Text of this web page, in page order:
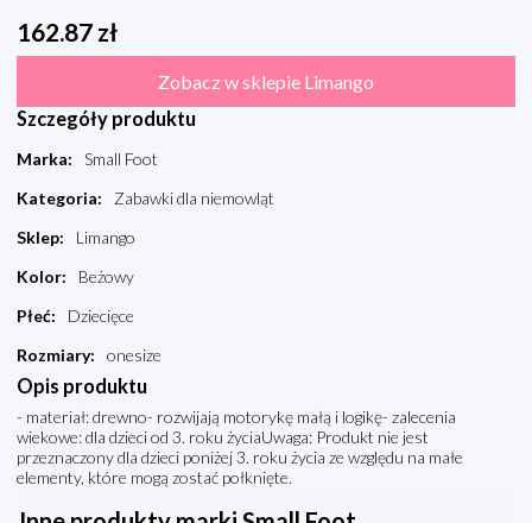
162.87 zł
Zobacz w sklepie Limango
Szczegóły produktu
Marka:
Small Foot
Kategoria:
Zabawki dla niemowląt
Sklep:
Limango
Kolor:
Beżowy
Płeć:
Dziecięce
Rozmiary: onesize
Opis produktu
- materiał: drewno- rozwijają motorykę małą i logikę- zalecenia
wiekowe: dla dzieci od 3. roku życiaUwaga: Produkt nie jest
przeznaczony dla dzieci poniżej 3. roku życia ze względu na małe
elementy, które mogą zostać połknięte.